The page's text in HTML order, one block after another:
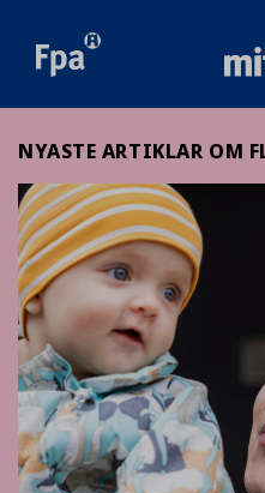
NYASTE ARTIKLAR OM